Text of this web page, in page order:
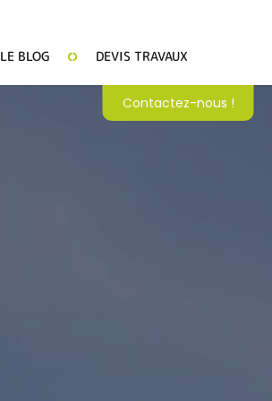
LE BLOG DEVIS TRAVAUX
Contactez-nous !